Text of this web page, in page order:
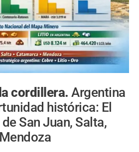
cordillera.Argentina
histórica: El
San Juan, Salta,